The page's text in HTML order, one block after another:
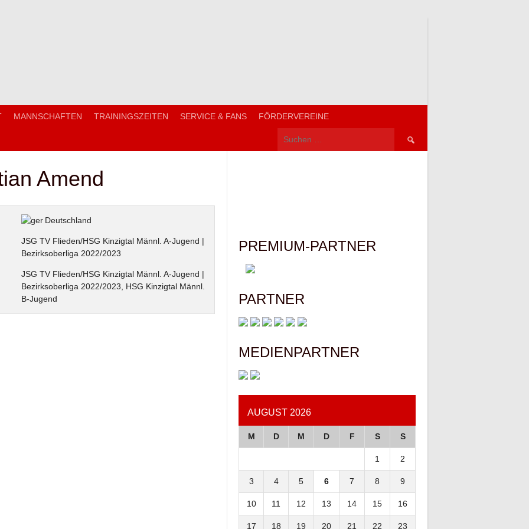
MANNSCHAFTEN TRAININGSZEITEN SERVICE & FANS FÖRDERVEREINE
Suchen
Amend
Deutschland
JSG TV Flieden/HSG Kinzigtal Männl. A-Jugend |
Bezirksoberliga 2022/2023
JSG TV Flieden/HSG Kinzigtal Männl. A-Jugend |
Bezirksoberliga 2022/2023, HSG Kinzigtal Männl.
B-Jugend
PREMIUM-PARTNER
PARTNER
MEDIENPARTNER
AUGUST 2026
M D M D F S S
1 2
3 4 5 6 7 8 9
10 11 12 13 14 15 16
17 18 19 20 21 22 23